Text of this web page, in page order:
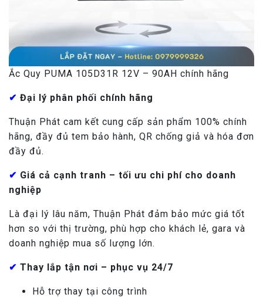
Ắc Quy PUMA 105D31R 12V – 90AH chính hãng
✔ Đại lý phân phối chính hãng
Thuận Phát cam kết cung cấp sản phẩm 100% chính
hãng, đầy đủ tem bảo hành, QR chống giả và hóa đơn
đầy đủ.
✔ Giá cả cạnh tranh – tối ưu chi phí cho doanh
nghiệp
Là đại lý lâu năm, Thuận Phát đảm bảo mức giá tốt
hơn so với thị trường, phù hợp cho khách lẻ, gara và
doanh nghiệp mua số lượng lớn.
✔ Thay lắp tận nơi – phục vụ 24/7
Hỗ trợ thay tại công trình